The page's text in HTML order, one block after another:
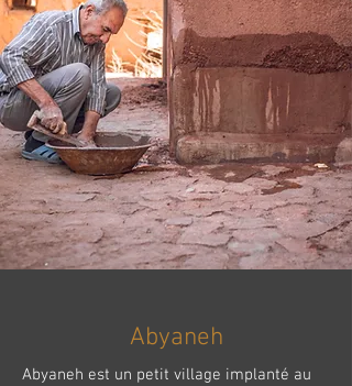
Abyaneh
Abyaneh est un petit village implanté au